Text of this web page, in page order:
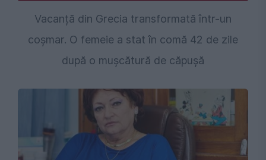
Vacanță din Grecia transformată într-un
coșmar. O femeie a stat în comă 42 de zile
după o mușcătură de căpușă